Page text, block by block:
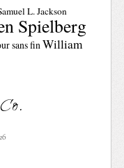
L. Jackson
Spielberg
sans finWilliam